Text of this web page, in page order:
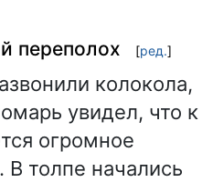
переполох [ред.]
колокола,
увидел, что к
огромное
В толпе начались